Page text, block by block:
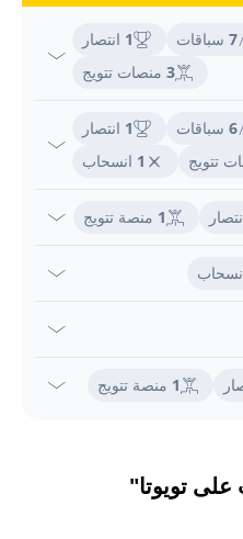
7 سباقات 1 انتصار
3 منصات تتويج
6 سباقات 1 انتصار
تتويج 1 انسحاب
1 منصة تتويج
1 منصة تتويج
على تويوتا"